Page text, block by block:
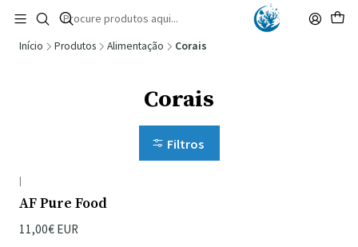
🚚 Portugal Continental: Portes Grátis desde 149,90€ (Envio extresso: 14,90€)
Ler mais
Início Produtos Alimentação Corais
Corais
Filtros
|
AF Pure Food
11,00€ EUR